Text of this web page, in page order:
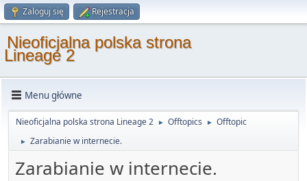
Zaloguj się Rejestracja
Nieoficjalna polska strona
Lineage 2
Menu główne
Nieoficjalna polska strona Lineage 2 ► Offtopics ► Offtopic
► Zarabianie w internecie.
Zarabianie w internecie.